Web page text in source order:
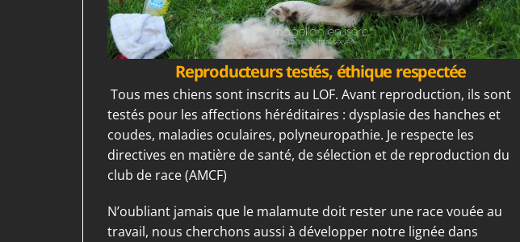
Reproducteurs testés, éthique respectée
Tous mes chiens sont inscrits au LOF. Avant reproduction, ils sont
testés pour les affections héréditaires : dysplasie des hanches et
coudes, maladies oculaires, polyneuropathie. Je respecte les
directives en matière de santé, de sélection et de reproduction du
club de race (AMCF)
N’oubliant jamais que le malamute doit rester une race vouée au
travail, nous cherchons aussi à développer notre lignée dans